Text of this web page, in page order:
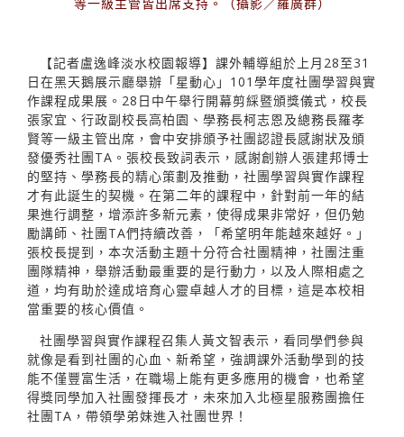
【記者盧逸峰淡水校園報導】課外輔導組於上月28至31
日在黑天鵝展示廳舉辦「星動心」101學年度社團學習與實
作課程成果展。28日中午舉行開幕剪綵暨頒獎儀式，校長
張家宜、行政副校長高柏園、學務長柯志恩及總務長羅孝
賢等一級主管出席，會中安排頒予社團認證長感謝狀及頒
發優秀社團TA。張校長致詞表示，感謝創辦人張建邦博士
的堅持、學務長的精心策劃及推動，社團學習與實作課程
才有此誕生的契機。在第二年的課程中，針對前一年的結
果進行調整，增添許多新元素，使得成果非常好，但仍勉
勵講師、社團TA們持續改善，「希望明年能越來越好。」
張校長提到，本次活動主題十分符合社團精神，社團注重
團隊精神，舉辦活動最重要的是行動力，以及人際相處之
道，均有助於達成培育心靈卓越人才的目標，這是本校相
當重要的核心價值。
社團學習與實作課程召集人黃文智表示，看同學們參與
就像是看到社團的心血、新希望，強調課外活動學到的技
能不僅豐富生活，在職場上能有更多應用的機會，也希望
得獎同學加入社團發揮長才，未來加入北極星服務團擔任
社團TA，帶領學弟妹進入社團世界！